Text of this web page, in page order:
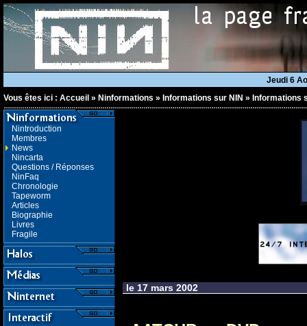
Jeudi 6
Vous êtes ici : Accueil » Ninformations » Informations sur NIN » Informations
Nintroduction
Membres
News
Nincarta
Questions / Réponses
NinFaq
Chronologie
Tapeworm
Articles
Biographie
Livres
Fragile
le 17 mars 2002